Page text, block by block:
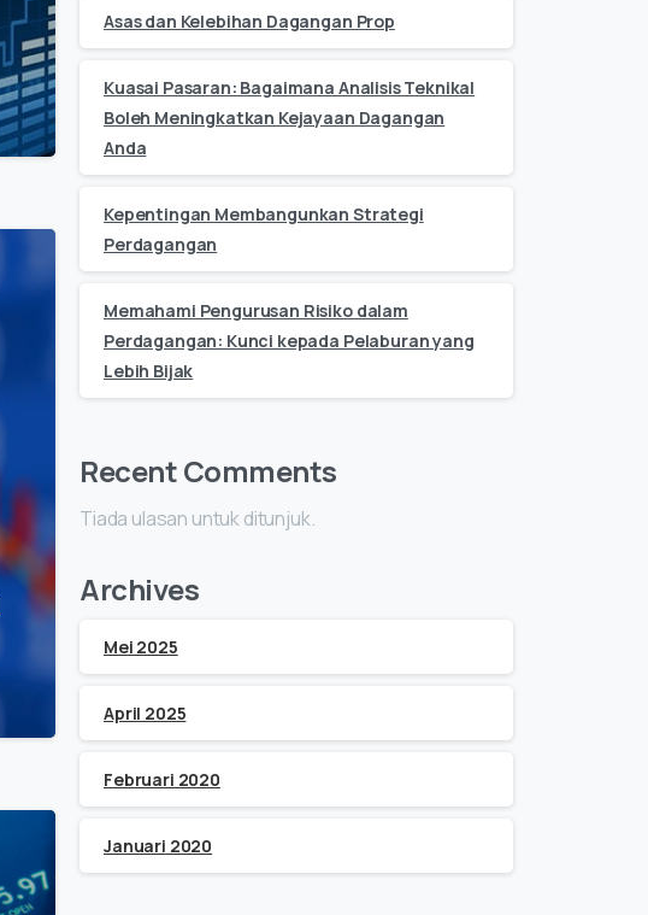
Asas dan Kelebihan Dagangan Prop
Kuasai Pasaran: Bagaimana Analisis Teknikal
Boleh Meningkatkan Kejayaan Dagangan
Anda
Kepentingan Membangunkan Strategi
Perdagangan
Memahami Pengurusan Risiko dalam
Perdagangan: Kunci kepada Pelaburan yang
Lebih Bijak
Recent Comments
Tiada ulasan untuk ditunjuk.
Archives
Mei 2025
April 2025
Februari 2020
Januari 2020